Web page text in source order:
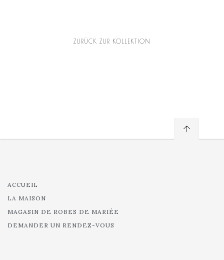
ZURÜCK ZUR KOLLEKTION
ACCUEIL
LA MAISON
MAGASIN DE ROBES DE MARIÉE
DEMANDER UN RENDEZ-VOUS